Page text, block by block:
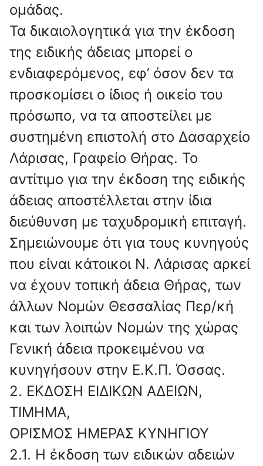
ομάδας.
Τα δικαιολογητικά για την έκδοση
της ειδικής άδειας μπορεί ο
ενδιαφερόμενος, εφ’ όσον δεν τα
προσκομίσει ο ίδιος ή οικείο του
πρόσωπο, να τα αποστείλει με
συστημένη επιστολή στο Δασαρχείο
Λάρισας, Γραφείο Θήρας. Το
αντίτιμο για την έκδοση της ειδικής
άδειας αποστέλλεται στην ίδια
διεύθυνση με ταχυδρομική επιταγή.
Σημειώνουμε ότι για τους κυνηγούς
που είναι κάτοικοι Ν. Λάρισας αρκεί
να έχουν τοπική άδεια Θήρας, των
άλλων Νομών Θεσσαλίας Περ/κή
και των λοιπών Νομών της χώρας
Γενική άδεια προκειμένου να
κυνηγήσουν στην Ε.Κ.Π. Όσσας.
2. ΕΚΔΟΣΗ ΕΙΔΙΚΩΝ ΑΔΕΙΩΝ,
ΤΙΜΗΜΑ,
ΟΡΙΣΜΟΣ ΗΜΕΡΑΣ ΚΥΝΗΓΙΟΥ
2.1. Η έκδοση των ειδικών αδειών